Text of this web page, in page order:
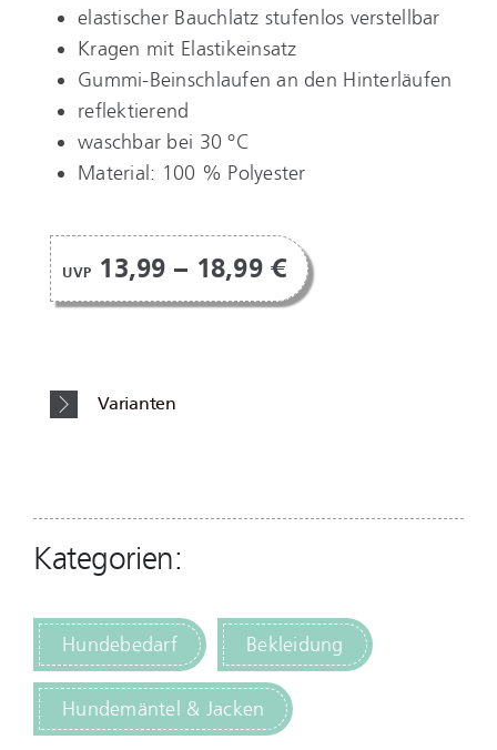
elastischer Bauchlatz stufenlos verstellbar
Kragen mit Elastikeinsatz
Gummi-Beinschlaufen an den Hinterläufen
reflektierend
waschbar bei 30 °C
Material: 100 % Polyester
UVP 13,99 – 18,99 €
Varianten
Kategorien:
Hundebedarf Bekleidung
Hundemäntel & Jacken